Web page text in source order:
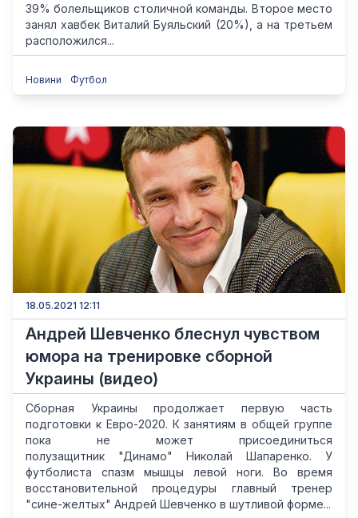
39% болельщиков столичной команды. Второе место
занял хавбек Виталий Буяльский (20%), а на третьем
расположился...
Новини Футбол
18.05.2021 12:11
Андрей Шевченко блеснул чувством
юмора на тренировке сборной
Украины (видео)
Сборная Украины продолжает первую часть
подготовки к Евро-2020. К занятиям в общей группе
пока не может присоединиться
полузащитник "Динамо" Николай Шапаренко. У
футболиста спазм мышцы левой ноги. Во время
восстановительной процедуры главный тренер
"сине-желтых" Андрей Шевченко в шутливой форме...